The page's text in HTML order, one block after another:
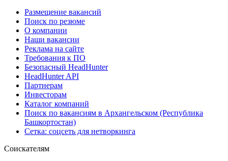
Размещение вакансий
Поиск по резюме
О компании
Наши вакансии
Реклама на сайте
Требования к ПО
Безопасный HeadHunter
HeadHunter API
Партнерам
Инвесторам
Каталог компаний
Поиск по вакансиям в Архангельском (Республика
Башкортостан)
Сетка: соцсеть для нетворкинга
Соискателям